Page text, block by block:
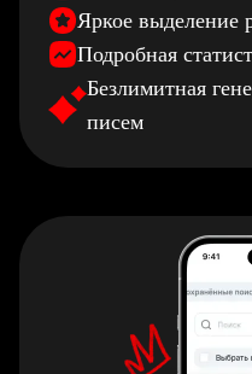
Яркое выделение
Подробная
Безлимитная
писем